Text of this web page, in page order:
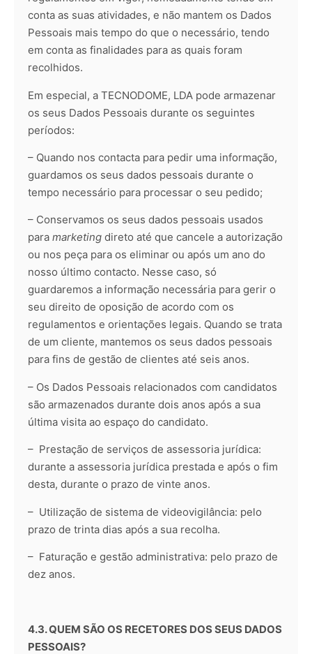
conta as suas atividades, e não mantem os Dados
Pessoais mais tempo do que o necessário, tendo
em conta as finalidades para as quais foram
recolhidos.
Em especial, a TECNODOME, LDA pode armazenar
os seus Dados Pessoais durante os seguintes
períodos:
– Quando nos contacta para pedir uma informação,
guardamos os seus dados pessoais durante o
tempo necessário para processar o seu pedido;
– Conservamos os seus dados pessoais usados
para marketing direto até que cancele a autorização
ou nos peça para os eliminar ou após um ano do
nosso último contacto. Nesse caso, só
guardaremos a informação necessária para gerir o
seu direito de oposição de acordo com os
regulamentos e orientações legais. Quando se trata
de um cliente, mantemos os seus dados pessoais
para fins de gestão de clientes até seis anos.
– Os Dados Pessoais relacionados com candidatos
são armazenados durante dois anos após a sua
última visita ao espaço do candidato.
– Prestação de serviços de assessoria jurídica:
durante a assessoria jurídica prestada e após o fim
desta, durante o prazo de vinte anos.
– Utilização de sistema de videovigilância: pelo
prazo de trinta dias após a sua recolha.
– Faturação e gestão administrativa: pelo prazo de
dez anos.
4.3. QUEM SÃO OS RECETORES DOS SEUS DADOS
PESSOAIS?